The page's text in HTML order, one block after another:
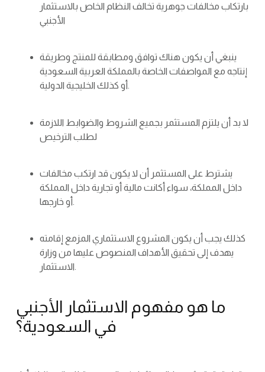
بارتكاب مخالفات جوهرية تخالف النظام الخاص بالاستثمار
الأجنبي
ينبغي أن يكون هناك توافق ومطابقة للمنتج وطريقة
إنتاجه مع المواصفات الخاصة بالمملكة العربية السعودية
أو كذلك الخليجية الدولية.
لا بد أن يلتزم المستثمر بجميع الشروط والضوابط اللازمة
لطلب الترخيص
يشترط على المستثمر أن لا يكون قد ارتكب مخالفات
داخل المملكة، سواء أكانت مالية أو تجارية داخل المملكة
أو خارجها.
كذلك يجب أن يكون المشروع الاستثماري المزمع إقامته
يهدف إلى تحقيق الأهداف المنصوص عليها من وزارة
الاستثمار.
ما هو مفهوم الاستثمار الأجنبي
في السعودية؟